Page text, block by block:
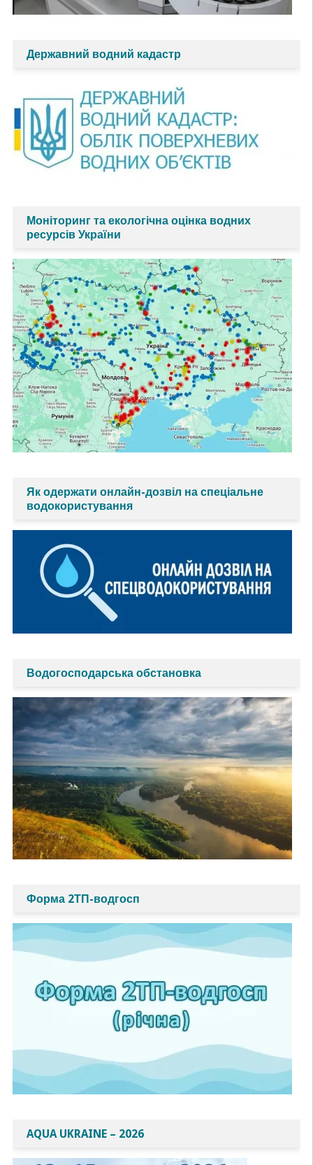
Державний водний кадастр
Моніторинг та екологічна оцінка водних
ресурсів України
Як одержати онлайн-дозвіл на спеціальне
водокористування
Водогосподарська обстановка
Форма 2ТП-водгосп
AQUA UKRAINE – 2026